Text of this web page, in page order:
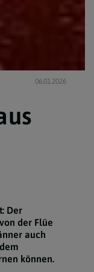
06.01.2026
Der
der Flüe
auch
können.